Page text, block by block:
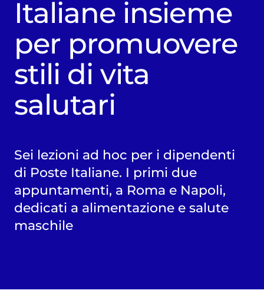
Italiane insieme
per promuovere
stili di vita
salutari
Sei lezioni ad hoc per i dipendenti
di Poste Italiane. I primi due
appuntamenti, a Roma e Napoli,
dedicati a alimentazione e salute
maschile